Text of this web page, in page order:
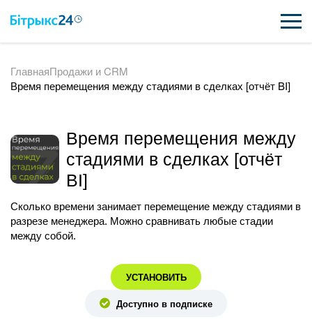
ВОЗМОЖНОСТИ
ИНТЕГРАЦИИ
ВНЕДРЕНИЕ
ПОЛЕЗНОЕ
ПОДДЕРЖКА
ПОЛУЧИТЬ БЕСПЛАТНО
ГлавнаяПродажи и CRM
Время перемещения между стадиями в сделках [отчёт BI]
Время перемещения между
стадиями в сделках [отчёт
BI]
Сколько времени занимает перемещение между стадиями в
разрезе менеджера. Можно сравнивать любые стадии
между собой.
УСТАНОВИТЬ
Доступно в подписке